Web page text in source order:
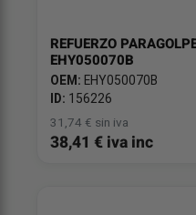
REFUERZO
EHY050070B
OEM: EHY050070B
ID: 156226
31,74 € sin iva
38,41 € iva inc